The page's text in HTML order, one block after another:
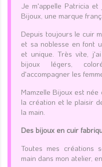
Je m'appelle Patricia
Bijoux, une marque
Depuis toujours le cuir
et sa noblesse en font
et unique. Très vite,
bijoux légers,
d'accompagner les
Mamzelle Bijoux est
la création et le plaisir
la main.
Des bijoux en cuir
Toutes mes créations
main dans mon atelier,